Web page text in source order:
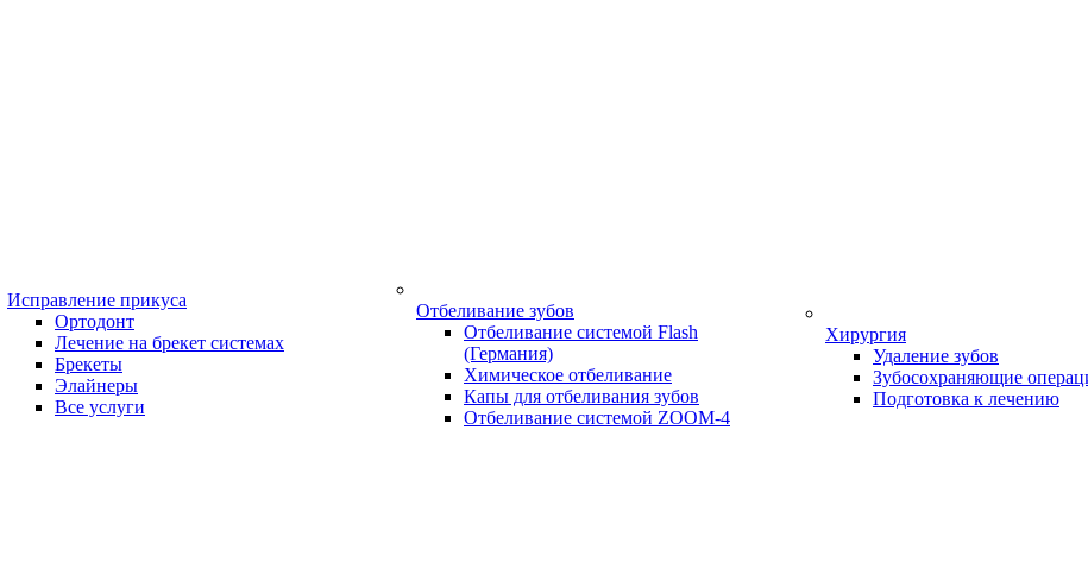
Исправление прикуса
Ортодонт
Лечение на брекет системах
Брекеты
Элайнеры
Все услуги
Отбеливание зубов
Отбеливание системой Flash
(Германия)
Химическое отбеливание
Капы для отбеливания зубов
Отбеливание системой ZOOM-4
Хирургия
Удаление зубов
Зубосохраняющие
Подготовка к лечению